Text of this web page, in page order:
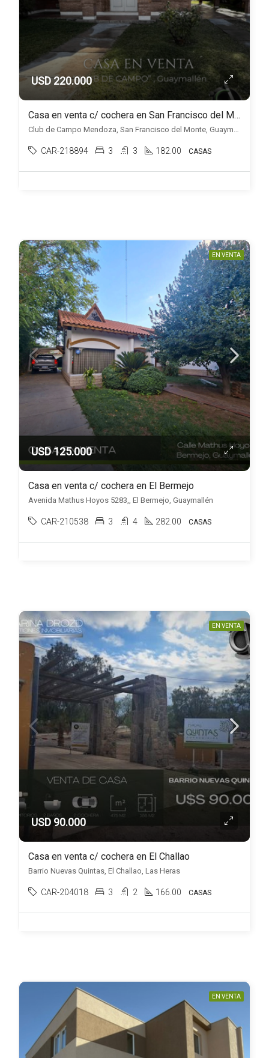
USD 220.000
Casa en venta c/ cochera en San Francisco del Monte
Club de Campo Mendoza, San Francisco del Monte, Guaymallén
CAR-218894 3 3 182.00 CASAS
EN VENTA
USD 125.000
Casa en venta c/ cochera en El Bermejo
Avenida Mathus Hoyos 5283,, El Bermejo, Guaymallén
CAR-210538 3 4 282.00 CASAS
EN VENTA
USD 90.000
Casa en venta c/ cochera en El Challao
Barrio Nuevas Quintas, El Challao, Las Heras
CAR-204018 3 2 166.00 CASAS
EN VENTA